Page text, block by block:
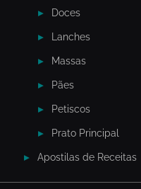
Doces
Lanches
Massas
Pães
Petiscos
Prato Principal
Apostilas de Receitas